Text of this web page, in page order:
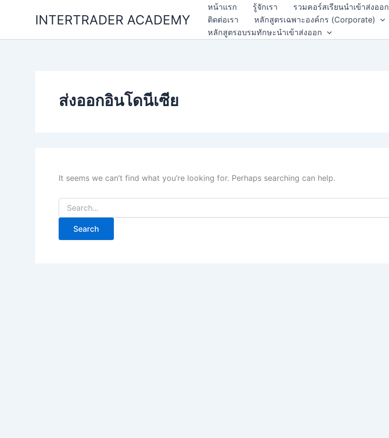
INTERTRADER ACADEMY
หน้าแรก รู้จักเรา รวมคอร์สเรียนนำเข้าส่งออก
ติดต่อเรา
หลักสูตรเฉพาะองค์กร (Corporate)
หลักสูตรอบรมทักษะนำเข้าส่งออก
ส่งออกอินโดนีเซีย
It seems we can’t find what you’re looking for. Perhaps searching can help.
Search
for: